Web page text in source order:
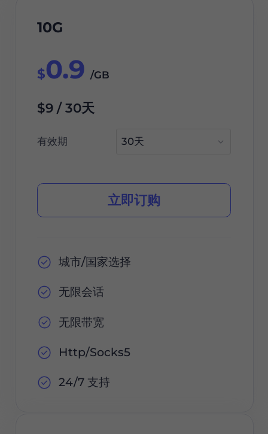
10G
$0.9 /GB
$9 / 30天
有效期
立即订购
城市/国家选择
无限会话
无限带宽
Http/Socks5
24/7 支持